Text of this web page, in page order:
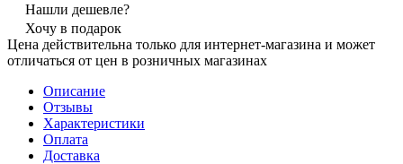
Нашли дешевле?
Хочу в подарок
Цена действительна только для интернет-магазина и может
отличаться от цен в розничных магазинах
Описание
Отзывы
Характеристики
Оплата
Доставка